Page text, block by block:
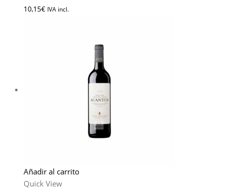
10,15€ IVA incl.
Añadir al carrito
Quick View